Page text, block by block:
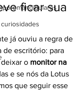
ficar sua
já ouviu a regra de
de escritório: para
o monitor na
e se nós da Lotus
que seguir esse